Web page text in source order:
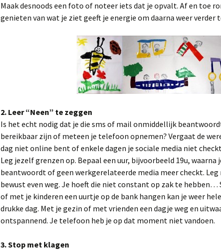
Maak desnoods een foto of noteer iets dat je opvalt. Af en toe
genieten van wat je ziet geeft je energie om daarna weer verder
2. Leer “Neen” te zeggen
Is het echt nodig dat je die sms of mail onmiddellijk
bereikbaar zijn of meteen je telefoon opnemen? Vergaat de
dag niet online bent of enkele dagen je sociale media niet
Leg jezelf grenzen op. Bepaal een uur, bijvoorbeeld 19u, waarna
beantwoordt of geen werkgerelateerde media meer checkt.
bewust even weg. Je hoeft die niet constant op zak te
of met je kinderen een uurtje op de bank hangen kan je weer
drukke dag. Met je gezin of met vrienden een dagje weg en
ontspannend. Je telefoon heb je op dat moment niet vandoen.
3. Stop met klagen